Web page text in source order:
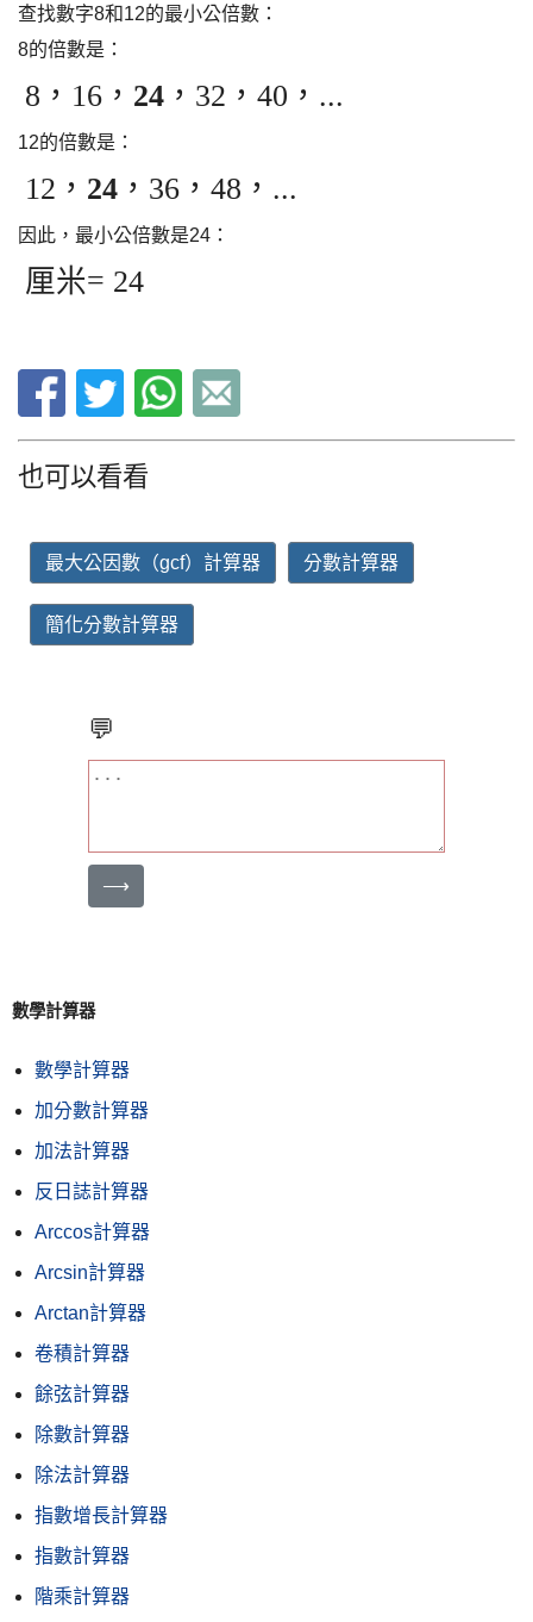
查找數字8和12的最小公倍數：
8的倍數是：
8，16， 24 ，32，40，...
12的倍數是：
12， 24 ，36，48，...
因此，最小公倍數是24：
厘米= 24
也可以看看
最大公因數（gcf）計算器 分數計算器
簡化分數計算器
💬
⟶
數學計算器
數學計算器
加分數計算器
加法計算器
反日誌計算器
Arccos計算器
Arcsin計算器
Arctan計算器
卷積計算器
餘弦計算器
除數計算器
除法計算器
指數增長計算器
指數計算器
階乘計算器